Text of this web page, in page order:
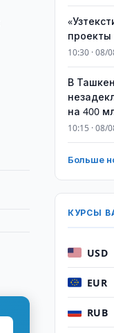
проекты
10:30 · 08/
​​​​​​​В
на 400
10:15 · 08/
Больше
КУРСЫ
USD
EUR
RUB